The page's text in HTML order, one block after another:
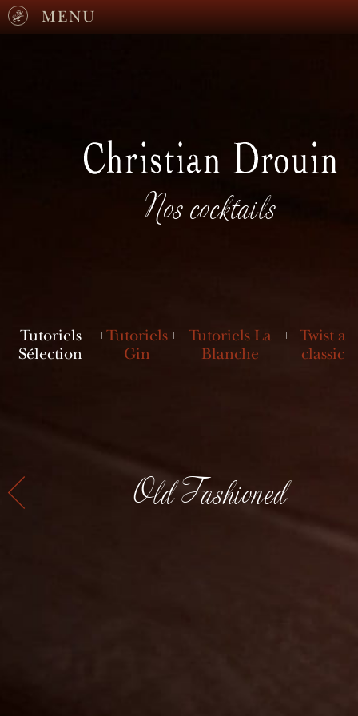
MENU
Nos cocktails
Tutoriels
Sélection
Tutoriels
Gin
Tutoriels La
Blanche
Twist a
classic
Old Fashioned